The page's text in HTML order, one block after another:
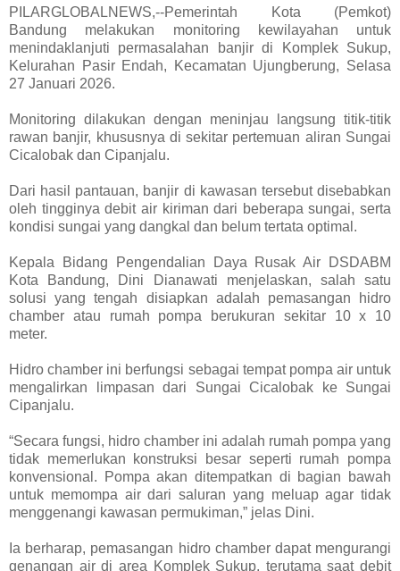
PILARGLOBALNEWS,--Pemerintah Kota (Pemkot)
Bandung melakukan monitoring kewilayahan untuk
menindaklanjuti permasalahan banjir di Komplek Sukup,
Kelurahan Pasir Endah, Kecamatan Ujungberung, Selasa
27 Januari 2026.
Monitoring dilakukan dengan meninjau langsung titik-titik
rawan banjir, khususnya di sekitar pertemuan aliran Sungai
Cicalobak dan Cipanjalu.
Dari hasil pantauan, banjir di kawasan tersebut disebabkan
oleh tingginya debit air kiriman dari beberapa sungai, serta
kondisi sungai yang dangkal dan belum tertata optimal.
Kepala Bidang Pengendalian Daya Rusak Air DSDABM
Kota Bandung, Dini Dianawati menjelaskan, salah satu
solusi yang tengah disiapkan adalah pemasangan hidro
chamber atau rumah pompa berukuran sekitar 10 x 10
meter.
Hidro chamber ini berfungsi sebagai tempat pompa air untuk
mengalirkan limpasan dari Sungai Cicalobak ke Sungai
Cipanjalu.
“Secara fungsi, hidro chamber ini adalah rumah pompa yang
tidak memerlukan konstruksi besar seperti rumah pompa
konvensional. Pompa akan ditempatkan di bagian bawah
untuk memompa air dari saluran yang meluap agar tidak
menggenangi kawasan permukiman,” jelas Dini.
Ia berharap, pemasangan hidro chamber dapat mengurangi
genangan air di area Komplek Sukup, terutama saat debit